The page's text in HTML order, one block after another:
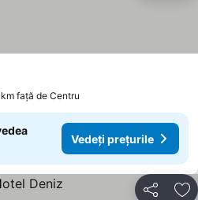
faţă de Centru
Vedeți prețurile
Distribuiți